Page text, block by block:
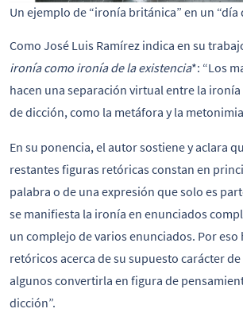
Un ejemplo de “ironía británica” en un
Como José Luis Ramírez indica en su
ironía como ironía de la existencia*: “Los
hacen una separación virtual entre la
de dicción, como la metáfora y la
En su ponencia, el autor sostiene y aclara
restantes figuras retóricas constan en
palabra o de una expresión que solo es
se manifiesta la ironía en enunciados
un complejo de varios enunciados. Por eso
retóricos acerca de su supuesto carácter
algunos convertirla en figura de
dicción”.